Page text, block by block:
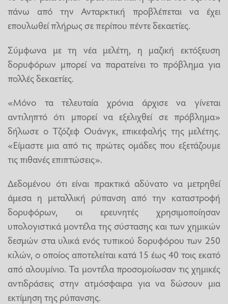
πάνω από την Ανταρκτική προβλέπεται να έχει
επουλωθεί πλήρως σε περίπου πέντε δεκαετίες.
Σύμφωνα με τη νέα μελέτη, η μαζική εκτόξευση
δορυφόρων μπορεί να παρατείνει το πρόβλημα για
πολλές δεκαετίες.
«Μόνο τα τελευταία χρόνια άρχισε να γίνεται
αντιληπτό ότι μπορεί να εξελιχθεί σε πρόβλημα»
δήλωσε ο Τζόζεφ Ουάνγκ, επικεφαλής της μελέτης.
«Είμαστε μια από τις πρώτες ομάδες που εξετάζουμε
τις πιθανές επιπτώσεις».
Δεδομένου ότι είναι πρακτικά αδύνατο να μετρηθεί
άμεσα η μεταλλική ρύπανση από την καταστροφή
δορυφόρων, οι ερευνητές χρησιμοποίησαν
υπολογιστικά μοντέλα της σύστασης και των χημικών
δεσμών στα υλικά ενός τυπικού δορυφόρου των 250
κιλών, ο οποίος αποτελείται κατά 15 έως 40 τοις εκατό
από αλουμίνιο. Τα μοντέλα προσομοίωσαν τις χημικές
αντιδράσεις στην ατμόσφαιρα για να δώσουν μια
εκτίμηση της ρύπανσης.